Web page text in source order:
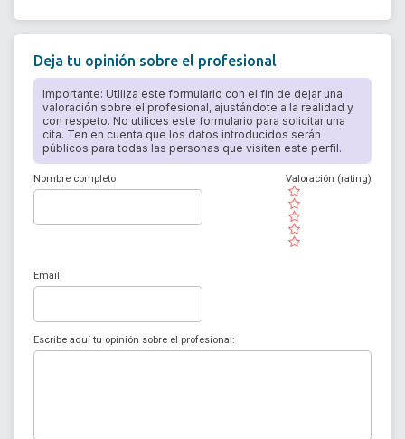
Deja tu opinión sobre el profesional
Importante: Utiliza este formulario con el fin de dejar una
valoración sobre el profesional, ajustándote a la realidad y
con respeto. No utilices este formulario para solicitar una
cita. Ten en cuenta que los datos introducidos serán
públicos para todas las personas que visiten este perfil.
Nombre completo
( )
( )
( )
( )
( )
Valoración (rating)
Email
Escribe aquí tu opinión sobre el profesional: